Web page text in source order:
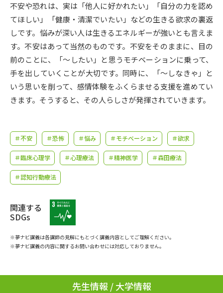
志望校・出願校を調べる
併願校選び 受験スケジュールを立てよう
先輩が入学を決めた理由 テレメール全国一斉進学調査
新生活お役立ちガイド
学問発見 学問検索
大学で学びたい学問発見
学問のミニ講義「夢ナビ講義」
大学進学IDについて
不安や恐れは、実は「他人に好かれたい」「自分の力を認め
てほしい」「健康・清潔でいたい」などの生きる欲求の裏返
しです。悩みが深い人は生きるエネルギーが強いとも言えま
す。不安はあって当然のものです。不安をそのままに、目の
前のことに、「～したい」と思うモチベーションに乗って、
手を出していくことが大切です。同時に、「～しなきゃ」と
いう思いを削って、感情体験をふくらませる支援を進めてい
きます。そうすると、その人らしさが発揮されていきます。
＃不安 ＃恐怖 ＃悩み ＃モチベーション ＃欲求
＃臨床心理学 ＃心理療法 ＃精神医学 ＃森田療法
＃認知行動療法
関連する
SDGs
※夢ナビ講義は各講師の見解にもとづく講義内容としてご理解ください。
※夢ナビ講義の内容に関するお問い合わせには対応しておりません。
先生情報 / 大学情報